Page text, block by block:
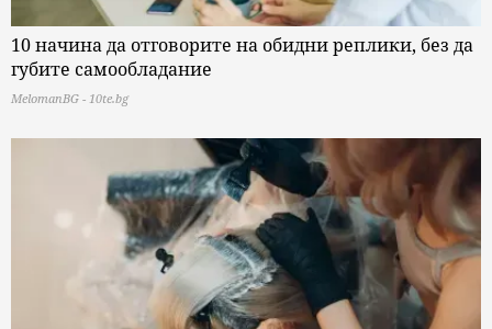
10 начина да отговорите на обидни реплики, без да
губите самообладание
MelomanBG - 10te.bg